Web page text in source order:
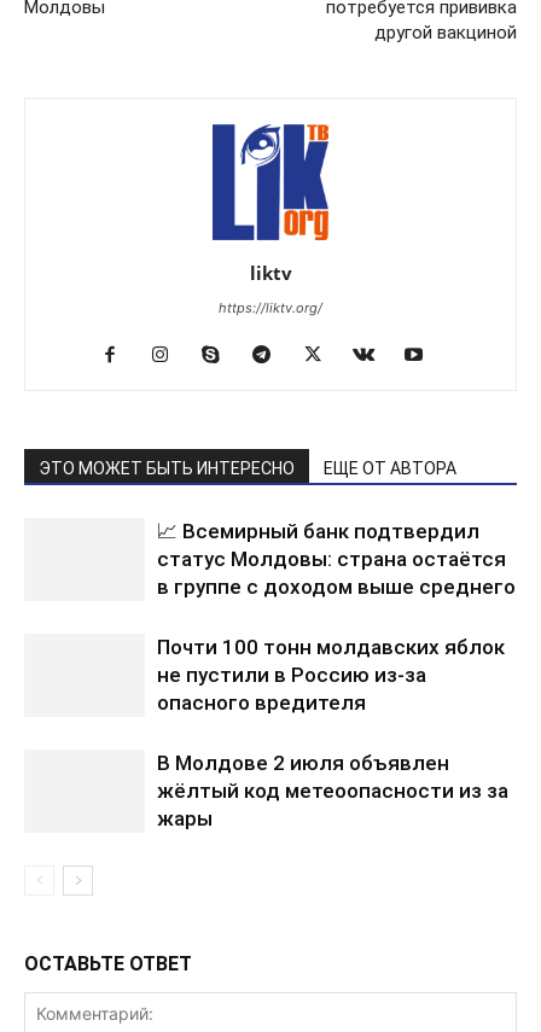
Молдовы
потребуется прививка
другой вакциной
liktv
https://liktv.org/
ЭТО МОЖЕТ БЫТЬ ИНТЕРЕСНО ЕЩЕ ОТ АВТОРА
📈 Всемирный банк подтвердил
статус Молдовы: страна остаётся
в группе с доходом выше среднего
Почти 100 тонн молдавских яблок
не пустили в Россию из-за
опасного вредителя
В Молдове 2 июля объявлен
жёлтый код метеоопасности из за
жары
ОСТАВЬТЕ ОТВЕТ